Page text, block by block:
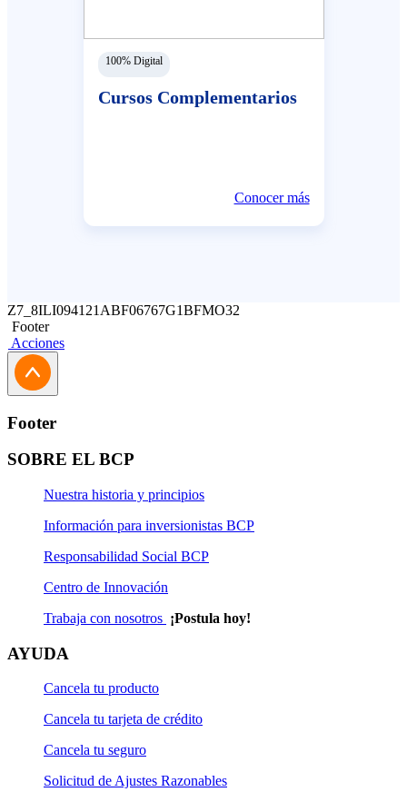
100% Digital
Cursos Complementarios
Conocer más
Z7_8ILI094121ABF06767G1BFMO32
Footer
Acciones
Footer
SOBRE EL BCP
Nuestra historia y principios
Información para inversionistas BCP
Responsabilidad Social BCP
Centro de Innovación
Trabaja con nosotros ¡Postula hoy!
AYUDA
Cancela tu producto
Cancela tu tarjeta de crédito
Cancela tu seguro
Solicitud de Ajustes Razonables